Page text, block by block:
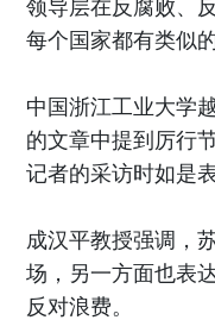
领导层在反腐败、
每个国家都有类似
中国浙江工业大学
的文章中提到厉行
记者的采访时如是表
成汉平教授强调，
场，另一方面也表
反对浪费。